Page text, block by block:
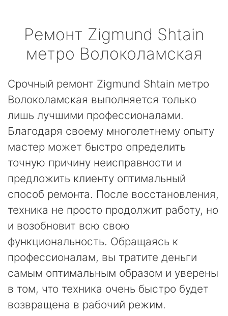
Ремонт Zigmund Shtain
метро Волоколамская
Срочный ремонт Zigmund Shtain метро
Волоколамская выполняется только
лишь лучшими профессионалами.
Благодаря своему многолетнему опыту
мастер может быстро определить
точную причину неисправности и
предложить клиенту оптимальный
способ ремонта. После восстановления,
техника не просто продолжит работу, но
и возобновит всю свою
функциональность. Обращаясь к
профессионалам, вы тратите деньги
самым оптимальным образом и уверены
в том, что техника очень быстро будет
возвращена в рабочий режим.